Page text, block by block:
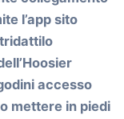
l’app sito
accesso
mettere in piedi